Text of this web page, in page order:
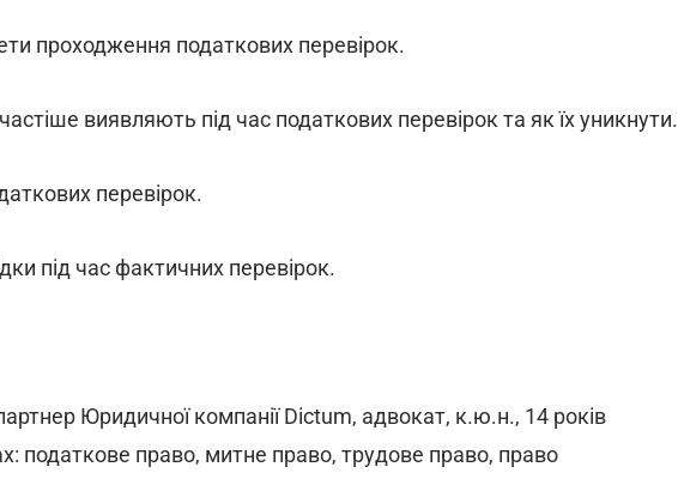
проходження податкових перевірок.
виявляють під час податкових перевірок та як їх уникнути.
перевірок.
під час фактичних перевірок.
Юридичної компанії Dictum, адвокат, к.ю.н., 14 років
податкове право, митне право, трудове право, право